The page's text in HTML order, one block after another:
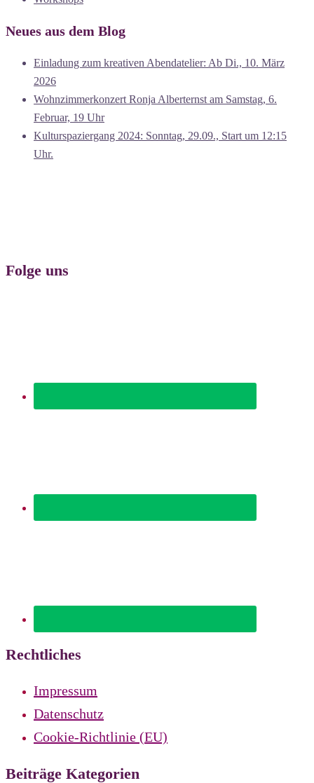
Neues aus dem Blog
Einladung zum kreativen Abendatelier: Ab Di., 10. März
2026
Wohnzimmerkonzert Ronja Alberternst am Samstag, 6.
Februar, 19 Uhr
Kulturspaziergang 2024: Sonntag, 29.09., Start um 12:15
Uhr.
Folge uns
Rechtliches
Impressum
Datenschutz
Cookie-Richtlinie (EU)
Beiträge Kategorien